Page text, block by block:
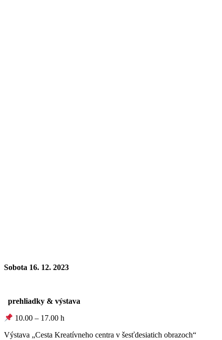
Sobota 16. 12. 2023
prehliadky & výstava
10.00 – 17.00 h
Výstava „Cesta Kreatívneho centra v šesťdesiatich obrazoch“